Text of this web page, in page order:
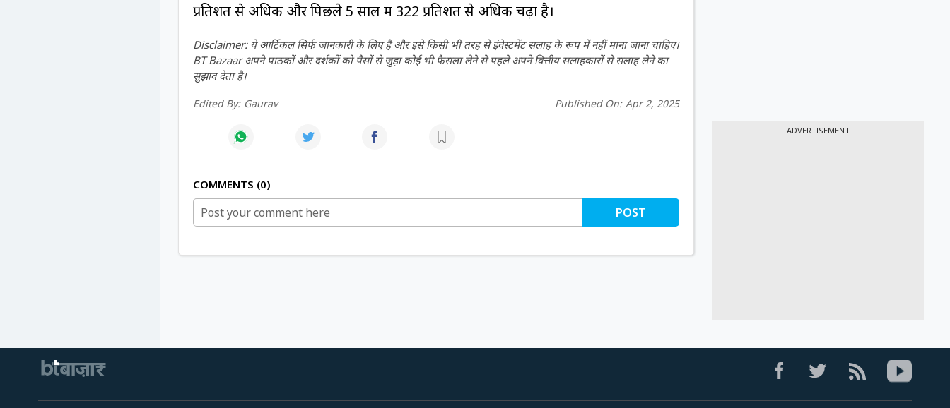
प्रतिशत से अधिक और पिछले 5 साल में 322 प्रतिशत से अधिक चढ़ा है।
Disclaimer: ये आर्टिकल सिर्फ जानकारी के लिए है और इसे किसी भी तरह से इंवेस्टमेंट सलाह के रूप में नहीं माना जाना चाहिए।
BT Bazaar अपने पाठकों और दर्शकों को पैसों से जुड़ा कोई भी फैसला लेने से पहले अपने वित्तीय सलाहकारों से सलाह लेने का
सुझाव देता है।
Edited By: Gaurav Published On: Apr 2, 2025
COMMENTS 0
POST
ADVERTISEMENT